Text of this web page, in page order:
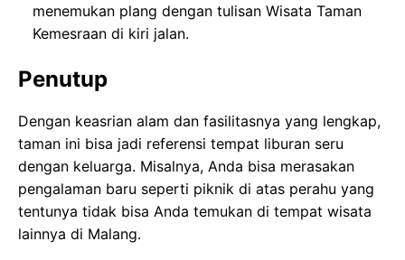
menemukan plang dengan tulisan Wisata Taman
Kemesraan di kiri jalan.
Penutup
Dengan keasrian alam dan fasilitasnya yang lengkap,
taman ini bisa jadi referensi tempat liburan seru
dengan keluarga. Misalnya, Anda bisa merasakan
pengalaman baru seperti piknik di atas perahu yang
tentunya tidak bisa Anda temukan di tempat wisata
lainnya di Malang.